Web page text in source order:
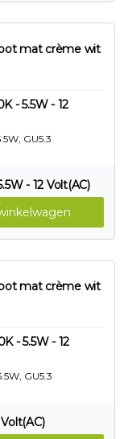
mat crème wit
- 5.5W - 12
GU5.3
- 12 Volt(AC)
mat crème wit
- 5.5W - 12
GU5.3